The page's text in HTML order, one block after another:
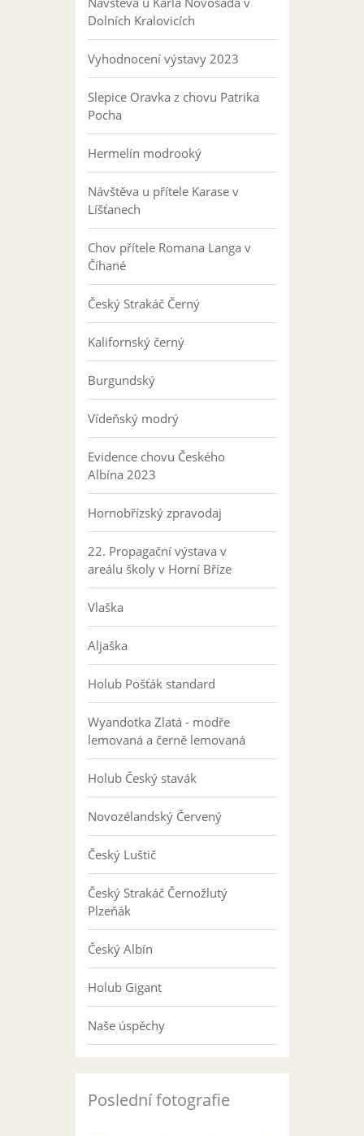
Dolních Kralovicích
Vyhodnocení výstavy 2023
Slepice Oravka z chovu Patrika
Pocha
Hermelín modrooký
Návštěva u přítele Karase v
Líšťanech
Chov přítele Romana Langa v
Číhané
Český Strakáč Černý
Kalifornský černý
Burgundský
Vídeňský modrý
Evidence chovu Českého
Albína 2023
Hornobřízský zpravodaj
22. Propagační výstava v
areálu školy v Horní Bříze
Vlaška
Aljaška
Holub Pošťák standard
Wyandotka Zlatá - modře
lemovaná a černě lemovaná
Holub Český stavák
Novozélandský Červený
Český Luštič
Český Strakáč Černožlutý
Plzeňák
Český Albín
Holub Gigant
Naše úspěchy
Poslední fotografie